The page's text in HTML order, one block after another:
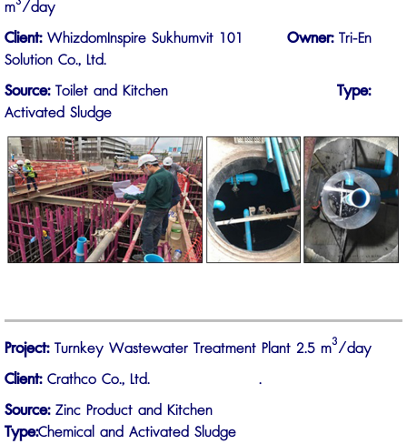
m /day
Client: WhizdomInspire Sukhumvit 101 Owner:Tri-En
Solution Co., Ltd.
Source: Toilet and Kitchen Type:
Activated Sludge
Project:Turnkey Wastewater Treatment Plant 2.5 m3/day
Client: Crathco Co., Ltd. .
Source: Zinc Product and Kitchen
Type:Chemical and Activated Sludge